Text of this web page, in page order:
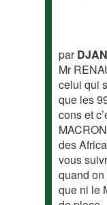
par
Mr
celui qui
que les
cons et
des
vous
quand
que ni le